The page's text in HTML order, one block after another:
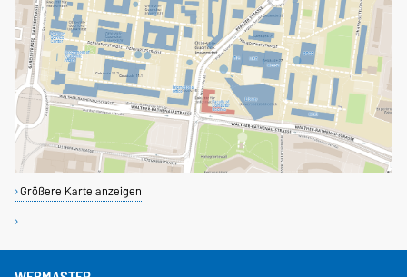
Größere Karte anzeigen